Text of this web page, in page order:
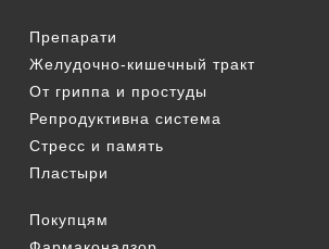
Препарати
Желудочно-кишечный тракт
От гриппа и простуды
Репродуктивна система
Стресс и память
Пластыри
Покупцям